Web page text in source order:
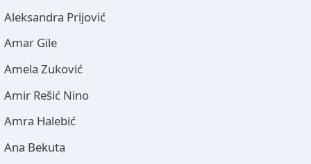
Aleksandra Prijović
Amar Gile
Amela Zuković
Amir Rešić Nino
Amra Halebić
Ana Bekuta